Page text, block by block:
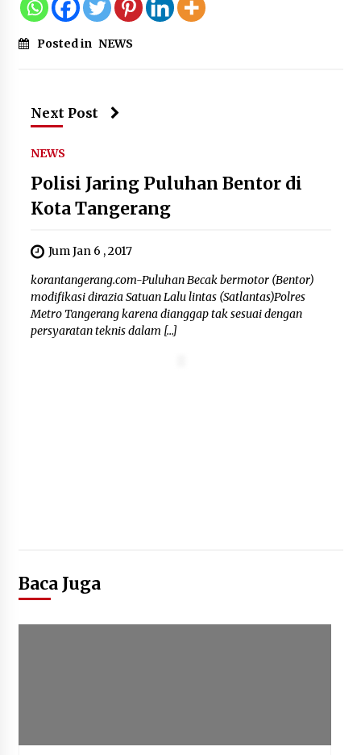
5 Agustus 2026
Mengenal Lebih Dekat: H. Salbini,
Tokoh Tangsel Penjaga Nilai dan
Pembangun Harapan Warga
Posted in NEWS
Next Post
NEWS
Polisi Jaring Puluhan Bentor di
Kota Tangerang
Jum Jan 6 , 2017
korantangerang.com-Puluhan Becak bermotor (Bentor)
modifikasi dirazia Satuan Lalu lintas (Satlantas)Polres
Metro Tangerang karena dianggap tak sesuai dengan
persyaratan teknis dalam […]
Baca Juga